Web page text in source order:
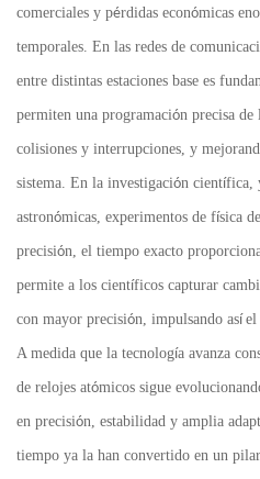
comerciales y pérdidas económicas
temporales. En las redes de comunicaci
entre distintas estaciones base es
permiten una programación precisa de
colisiones y interrupciones, y
sistema. En la investigación científica,
astronómicas, experimentos de física
precisión, el tiempo exacto
permite a los científicos capturar
con mayor precisión, impulsando así el
A medida que la tecnología avanza
de relojes atómicos sigue
en precisión, estabilidad y amplia
tiempo ya la han convertido en un